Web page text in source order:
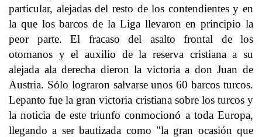
particular, alejadas del resto de los contendientes y en
la que los barcos de la Liga llevaron en principio la
peor parte. El fracaso del asalto frontal de los
otomanos y el auxilio de la reserva cristiana a su
alejada ala derecha dieron la victoria a don Juan de
Austria. Sólo lograron salvarse unos 60 barcos turcos.
Lepanto fue la gran victoria cristiana sobre los turcos y
la noticia de este triunfo conmocionó a toda Europa,
llegando a ser bautizada como "la gran ocasión que